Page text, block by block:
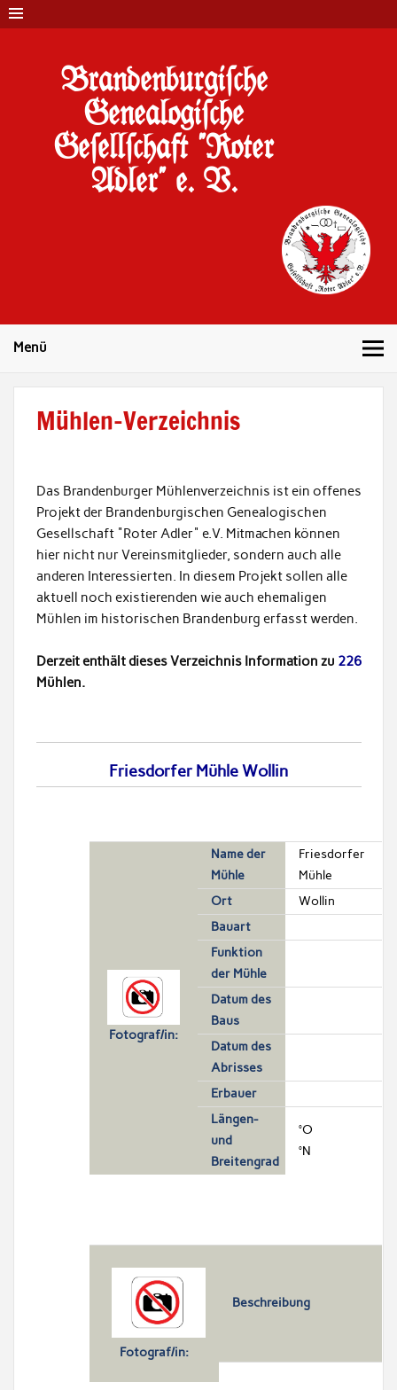
Brandenburgi#che
Genealogi#che
Ge#ell#chaft "Roter
Adler" e. V.
Menü
Mühlen-Verzeichnis
Das Brandenburger Mühlenverzeichnis ist ein offenes
Projekt der Brandenburgischen Genealogischen
Gesellschaft "Roter Adler" e.V. Mitmachen können
hier nicht nur Vereinsmitglieder, sondern auch alle
anderen Interessierten. In diesem Projekt sollen alle
aktuell noch existierenden wie auch ehemaligen
Mühlen im historischen Brandenburg erfasst werden.
Derzeit enthält dieses Verzeichnis Information zu 226
Mühlen.
Friesdorfer Mühle Wollin
Fotograf/in:
Name der
Mühle
Friesdorfer
Mühle
Ort
Wollin
Bauart
Funktion
der Mühle
Datum des
Baus
Datum des
Abrisses
Erbauer
Längen-
und
Breitengrad
°O
°N
Fotograf/in:
Beschreibung